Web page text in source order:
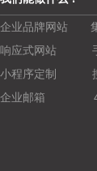
企业品牌网站
响应式网站
小程序定制
企业邮箱